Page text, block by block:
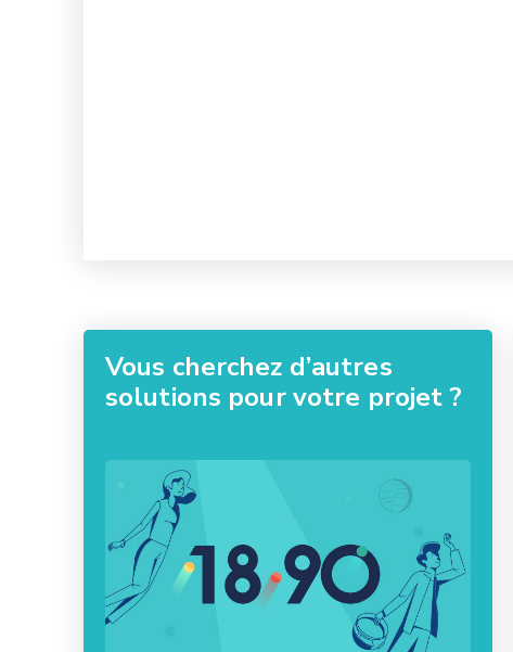
Vous cherchez d’autres
solutions pour votre projet ?